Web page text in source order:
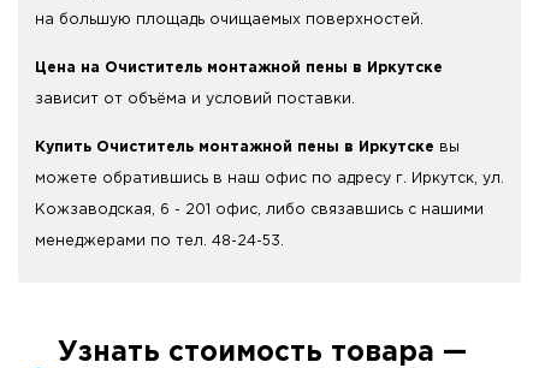
на большую площадь очищаемых поверхностей.
Цена на Очиститель монтажной пены в Иркутске
зависит от объёма и условий поставки.
Купить Очиститель монтажной пены в Иркутске вы
можете обратившись в наш офис по адресу г. Иркутск, ул.
Кожзаводская, 6 - 201 офис, либо связавшись с нашими
менеджерами по тел. 48-24-53.
Узнать стоимость товара —